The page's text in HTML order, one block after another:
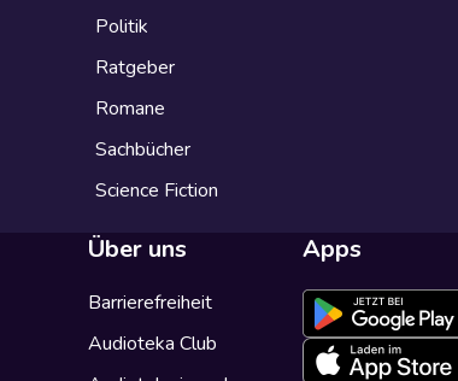
Politik
Ratgeber
Romane
Sachbücher
Science Fiction
Über uns
Barrierefreiheit
Audioteka Club
Apps